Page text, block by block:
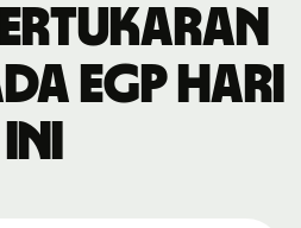
EGP hari
ini